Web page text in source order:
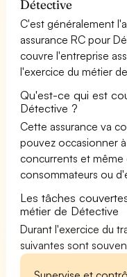
Détective
C'est généralement
assurance RC pour
couvre l'entreprise
l'exercice du métier
Qu'est-ce qui est
Détective ?
Cette assurance va
pouvez occasionner
concurrents et même
consommateurs ou
Les tâches
métier de Détective
Durant l'exercice du
suivantes sont